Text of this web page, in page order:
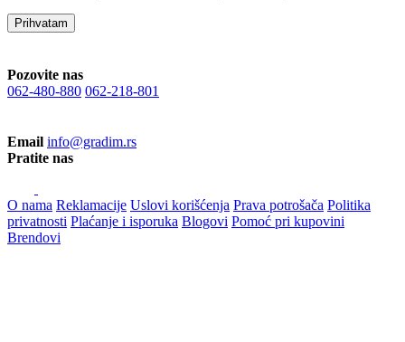
Prihvatam
Pozovite nas
062-480-880 062-218-801
Email info@gradim.rs
Pratite nas
O nama Reklamacije Uslovi korišćenja Prava potrošača Politika
privatnosti Plaćanje i isporuka Blogovi Pomoć pri kupovini
Brendovi